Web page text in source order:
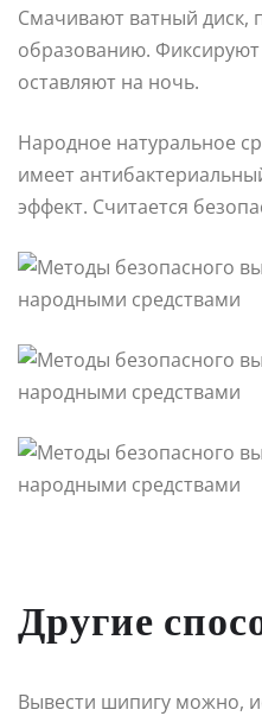
Смачивают ватный диск,
образованию.
оставляют на ночь.
Народное натуральное
имеет
эффект. Считается
Другие
Вывести шипигу можно,